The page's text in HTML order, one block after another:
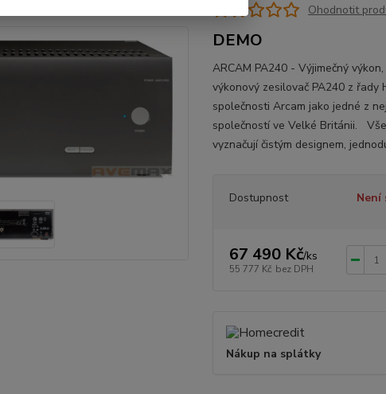
Ohodnotit
DEMO
ARCAM PA240 - Výjimečný
výkonový zesilovač PA240 z řady
společnosti Arcam jako jedné z
společností ve Velké Británii.
vyznačují čistým designem,
Dostupnost Není
67 490 Kč/ks
55 777 Kč bez DPH
Nákup na splátky